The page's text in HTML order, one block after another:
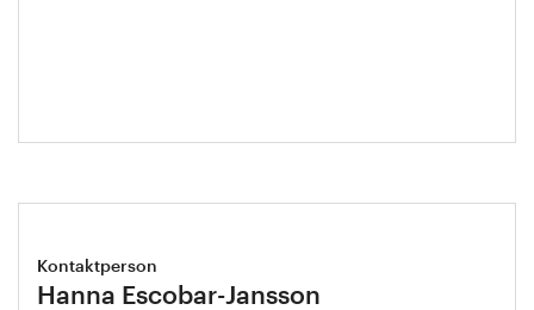
Kontaktperson
Hanna Escobar-Jansson